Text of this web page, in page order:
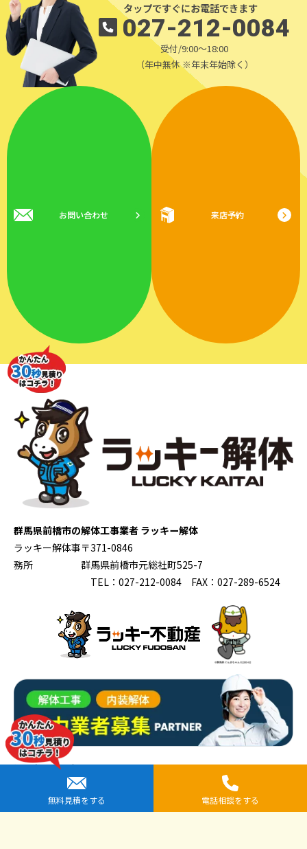
タップですぐにお電話できます
027-212-0084
受付/9:00～18:00
（年中無休 ※年末年始除く）
お問い合わせ 来店予約
群馬県前橋市の解体工事業者 ラッキー解体
ラッキー解体事
務所
〒371-0846
群馬県前橋市元総社町525-7
TEL：027-212-0084 FAX：027-289-6524
提携先企業一覧
全国安心解体協議会
解体工事専門店シンケン解体（運営：株式会社小栗工務店）
無料見積をする 電話相談をする